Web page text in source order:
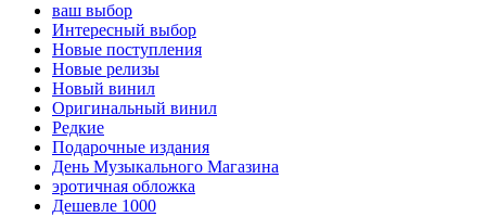
ваш выбор
Интересный выбор
Новые поступления
Новые релизы
Новый винил
Оригинальный винил
Редкие
Подарочные издания
День Музыкального Магазина
эротичная обложка
Дешевле 1000